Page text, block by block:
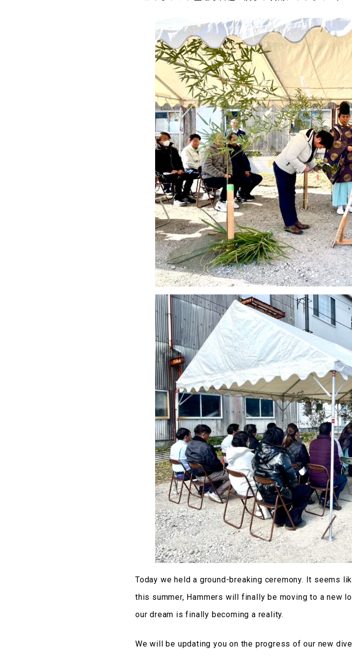
Today we held a ground-breaking ceremony. It seems
this summer, Hammers will finally be moving to a new
our dream is finally becoming a reality.
We will be updating you on the progress of our new